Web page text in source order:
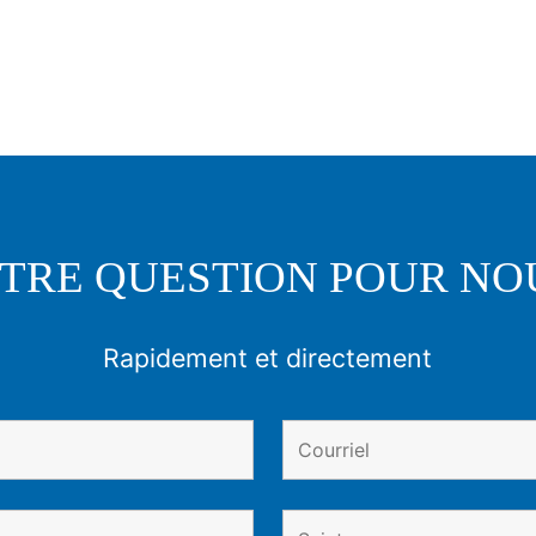
QUESTION POUR
Rapidement et directement